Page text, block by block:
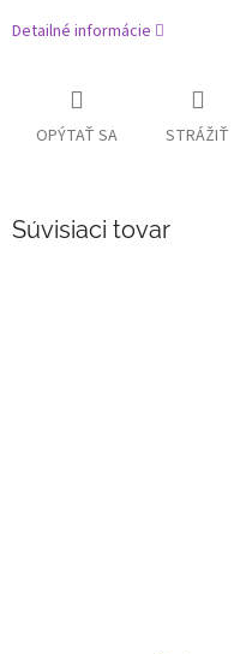
Detailné informácie
OPÝTAŤ SA STRÁŽIŤ
Súvisiaci tovar